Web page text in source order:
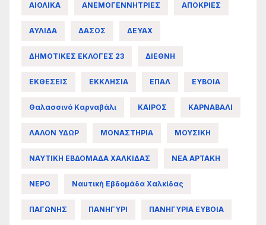
ΑΙΟΛΙΚΑ ΑΝΕΜΟΓΕΝΝΗΤΡΙΕΣ ΑΠΟΚΡΙΕΣ
ΑΥΛΙΔΑ ΔΑΣΟΣ ΔΕΥΑΧ
ΔΗΜΟΤΙΚΕΣ ΕΚΛΟΓΕΣ 23 ΔΙΕΘΝΗ
ΕΚΘΕΣΕΙΣ ΕΚΚΛΗΣΙΑ ΕΠΑΛ ΕΥΒΟΙΑ
Θαλασσινό Καρναβάλι ΚΑΙΡΟΣ ΚΑΡΝΑΒΑΛΙ
ΛΑΛΟΝ ΥΔΩΡ ΜΟΝΑΣΤΗΡΙΑ ΜΟΥΣΙΚΗ
ΝΑΥΤΙΚΗ ΕΒΔΟΜΑΔΑ ΧΑΛΚΙΔΑΣ ΝΕΑ ΑΡΤΑΚΗ
ΝΕΡΟ Ναυτική Εβδομάδα Χαλκίδας
ΠΑΓΩΝΗΣ ΠΑΝΗΓΥΡΙ ΠΑΝΗΓΥΡΙΑ ΕΥΒΟΙΑ